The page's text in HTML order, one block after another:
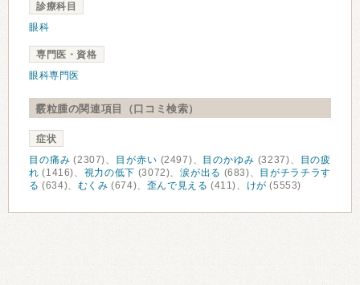
診療科目
眼科
専門医・資格
眼科専門医
霰粒腫の関連項目（口コミ検索）
症状
目の痛み (2307)、 目が赤い (2497)、 目のかゆみ (3237)、
目の疲
れ (1416)、 視力の低下 (3072)、涙が出る (683)、
目がチラチラす
る (634)、 むくみ (674)、 歪んで見える (411)、 けが (5553)